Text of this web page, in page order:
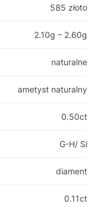
585 złoto
2.10g – 2.60g
naturalne
ametyst naturalny
0.50ct
G-H/ Si
diament
0.11ct